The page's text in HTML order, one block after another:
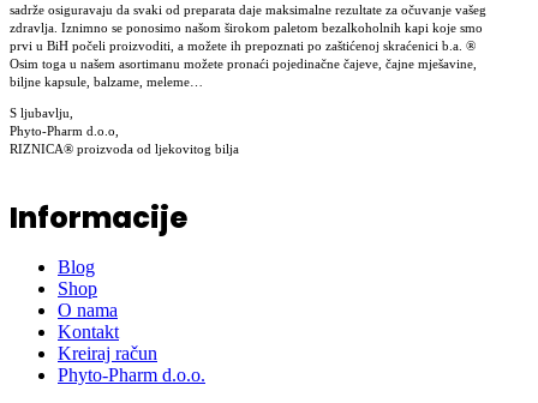
sadrže osiguravaju da svaki od preparata daje maksimalne rezultate za očuvanje vašeg
zdravlja. Iznimno se ponosimo našom širokom paletom bezalkoholnih kapi koje smo
prvi u BiH počeli proizvoditi, a možete ih prepoznati po zaštićenoj skraćenici b.a. ®
Osim toga u našem asortimanu možete pronaći pojedinačne čajeve, čajne mješavine,
biljne kapsule, balzame, meleme…
S ljubavlju,
Phyto-Pharm d.o.o,
RIZNICA® proizvoda od ljekovitog bilja
Informacije
Blog
Shop
O nama
Kontakt
Kreiraj račun
Phyto-Pharm d.o.o.